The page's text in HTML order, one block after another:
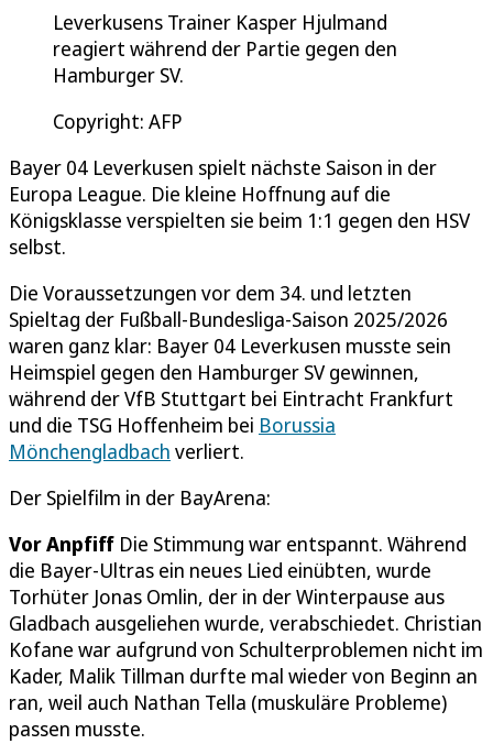
Leverkusens Trainer Kasper Hjulmand
reagiert während der Partie gegen den
Hamburger SV.
Copyright: AFP
Bayer 04 Leverkusen spielt nächste Saison in der
Europa League. Die kleine Hoffnung auf die
Königsklasse verspielten sie beim 1:1 gegen den HSV
selbst.
Die Voraussetzungen vor dem 34. und letzten
Spieltag der Fußball-Bundesliga-Saison 2025/2026
waren ganz klar: Bayer 04 Leverkusen musste sein
Heimspiel gegen den Hamburger SV gewinnen,
während der VfB Stuttgart bei Eintracht Frankfurt
und die TSG Hoffenheim bei Borussia
Mönchengladbach verliert.
Der Spielfilm in der BayArena:
Vor Anpfiff Die Stimmung war entspannt. Während
die Bayer-Ultras ein neues Lied einübten, wurde
Torhüter Jonas Omlin, der in der Winterpause aus
Gladbach ausgeliehen wurde, verabschiedet. Christian
Kofane war aufgrund von Schulterproblemen nicht im
Kader, Malik Tillman durfte mal wieder von Beginn an
ran, weil auch Nathan Tella (muskuläre Probleme)
passen musste.